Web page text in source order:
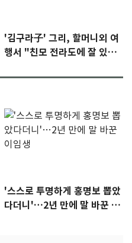
'김구라子' 그리, 할머니외 여
행서 "친모 전라도에 잘 있
'스스로 투명하게 홍명보 뽑았
다더니'…2년 만에 말 바꾼 이